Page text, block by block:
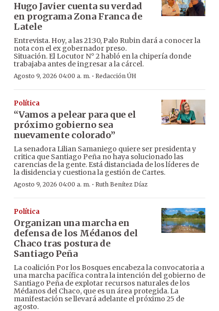
Hugo Javier cuenta su verdad
en programa Zona Franca de
Latele
Entrevista. Hoy, a las 21:30, Palo Rubin dará a conocer la
nota con el ex gobernador preso.
Situación. El Locutor N° 2 habló en la chipería donde
trabajaba antes de ingresar a la cárcel.
Agosto 9, 2026 04:00 a. m. · Redacción ÚH
Política
“Vamos a pelear para que el
próximo gobierno sea
nuevamente colorado”
La senadora Lilian Samaniego quiere ser presidenta y
critica que Santiago Peña no haya solucionado las
carencias de la gente. Está distanciada de los líderes de
la disidencia y cuestiona la gestión de Cartes.
Agosto 9, 2026 04:00 a. m. · Ruth Benítez Díaz
Política
Organizan una marcha en
defensa de los Médanos del
Chaco tras postura de
Santiago Peña
La coalición Por los Bosques encabeza la convocatoria a
una marcha pacífica contra la intención del gobierno de
Santiago Peña de explotar recursos naturales de los
Médanos del Chaco, que es un área protegida. La
manifestación se llevará adelante el próximo 25 de
agosto.